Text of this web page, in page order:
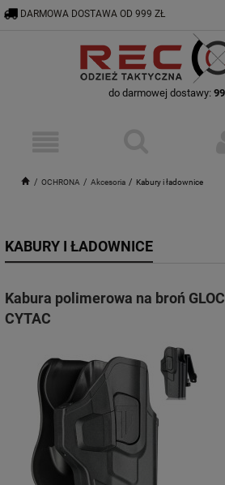
do darmowej dostawy:
OCHRONA Akcesoria Kabury i ładownice
DARMOWA DOSTAWA OD 999 ZŁ
56 644
RECON@ODZIEZTAKTYCZNA.PL
KABURY I ŁADOWNICE
Kabura polimerowa na broń
CYTAC